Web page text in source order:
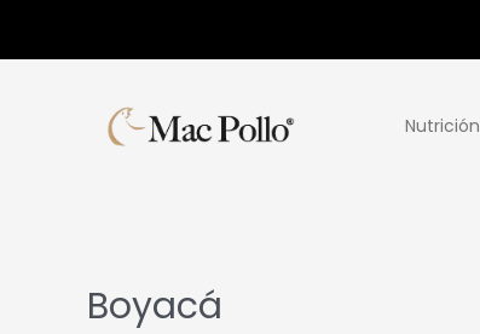
Nutrición
Boyacá